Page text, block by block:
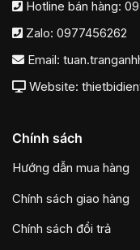
Hotline bán hàng:
Zalo: 0977456262
Email:
Website:
Chính sách
Hướng dẫn mua hàng
Chính sách giao hàng
Chính sách đổi trả